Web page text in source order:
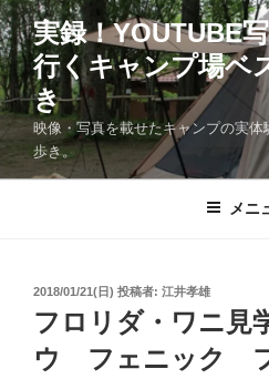
コ
ン
テ
ン
ツ
へ
ス
実録！YOUTUBE
行くキャンプ場ベ
き
映像・写真を載せたキャンプの実
歩き。
メニ
投
稿
日:
2018/01/21(日) 投稿者: 江井孝雄
フロリダ・ワニ見
ウ フェニック